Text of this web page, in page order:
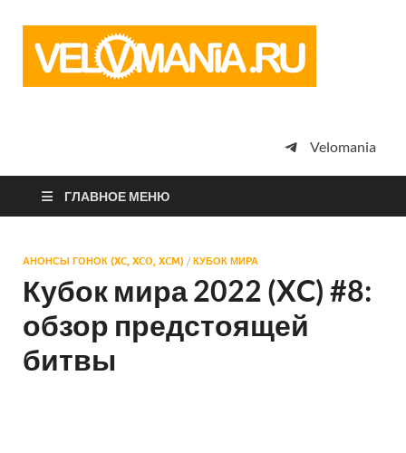
просто
Velomania
ГЛАВНОЕ МЕНЮ
АНОНСЫ ГОНОК (XC, XCO, XCM) / КУБОК МИРА
Кубок мира 2022 (XC) #8:
обзор предстоящей
битвы